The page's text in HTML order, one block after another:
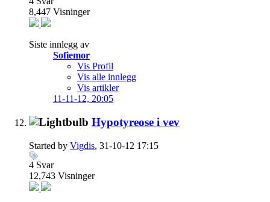
8,447 Visninger
Siste innlegg av
Sofiemor
Vis Profil
Vis alle innlegg
Vis artikler
11-11-12, 20:05
Hypotyreose i vev
Started by Vigdis, 31-10-12 17:15
4 Svar
12,743 Visninger